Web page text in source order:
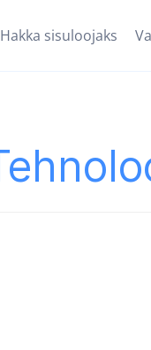
Hakka sisuloojaks